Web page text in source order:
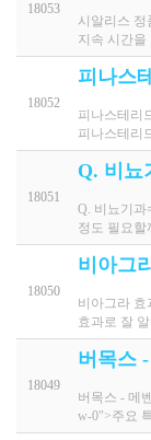
18053
시알리스 정
지속 시간
18052
피나스
피나스테리
피나스테리
18051
Q. 비뇨
Q. 비뇨기과
정도 필요할
18050
비아그
비아그라 효
효과로 잘
18049
버목스
버목스 - 메
w-0">주요